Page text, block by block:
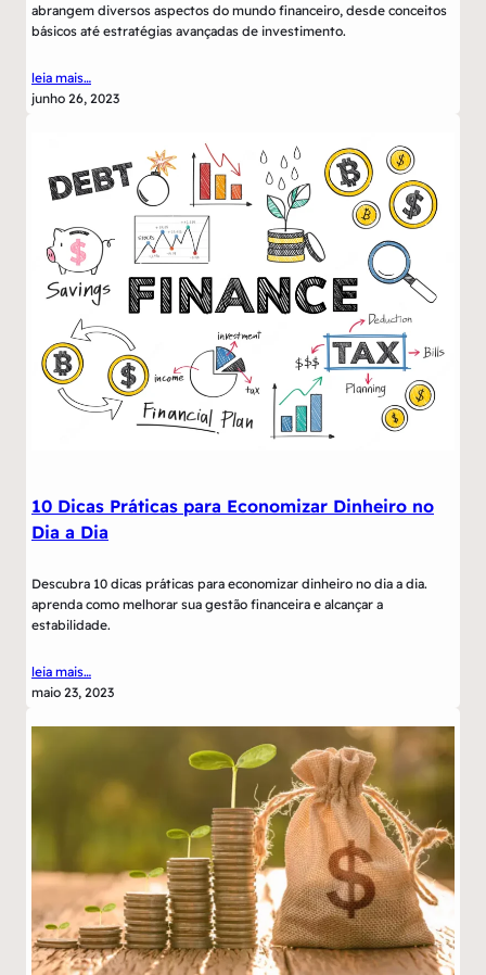
abrangem diversos aspectos do mundo financeiro, desde conceitos
básicos até estratégias avançadas de investimento.
leia mais…
junho 26, 2023
10 Dicas Práticas para Economizar Dinheiro no
Dia a Dia
Descubra 10 dicas práticas para economizar dinheiro no dia a dia.
aprenda como melhorar sua gestão financeira e alcançar a
estabilidade.
leia mais…
maio 23, 2023